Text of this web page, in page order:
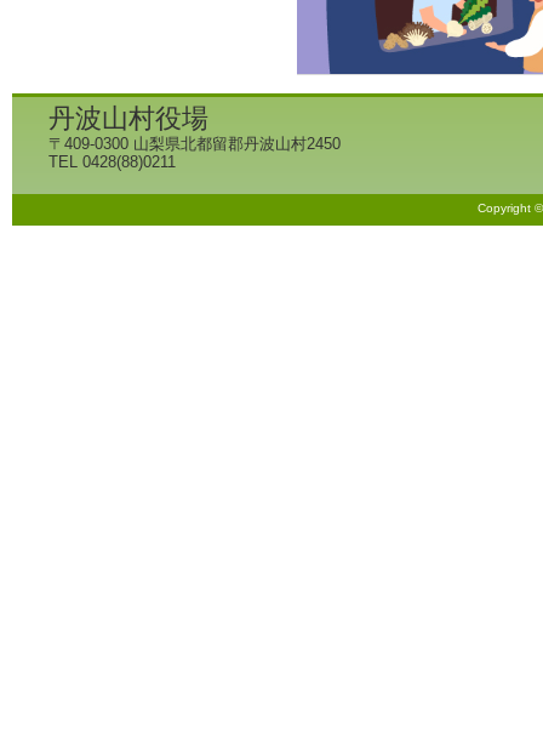
丹波山村役場
〒409-0300 山梨県北都留郡丹波山村2450
TEL 0428(88)0211
Copyright